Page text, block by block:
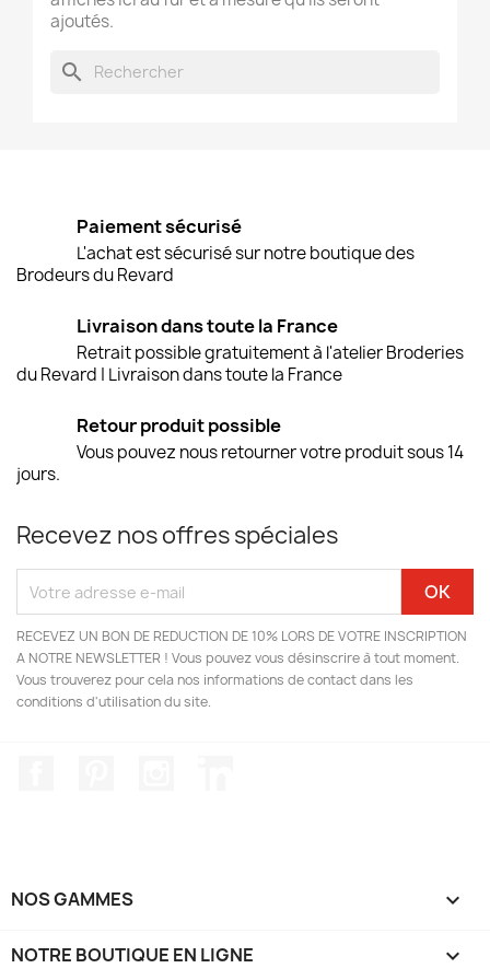
ajoutés.
search
Paiement sécurisé
L'achat est sécurisé sur notre boutique des
Brodeurs du Revard
Livraison dans toute la France
Retrait possible gratuitement à l'atelier Broderies
du Revard | Livraison dans toute la France
Retour produit possible
Vous pouvez nous retourner votre produit sous 14
jours.
Recevez nos offres spéciales
RECEVEZ UN BON DE REDUCTION DE 10% LORS DE VOTRE INSCRIPTION
A NOTRE NEWSLETTER ! Vous pouvez vous désinscrire à tout moment.
Vous trouverez pour cela nos informations de contact dans les
conditions d'utilisation du site.
NOS GAMMES 
NOTRE BOUTIQUE EN LIGNE 